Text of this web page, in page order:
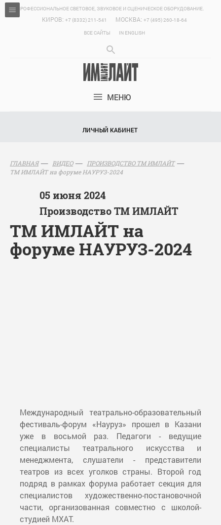
ПРОФЕССИОНАЛЬНОЕ СВЕТОВОЕ, ЗВУКОВОЕ И СЦЕНИЧЕСКОЕ ОБОРУДОВАНИЕ.
КИРОВ: +7 (8332) 211-541 МОСКВА: +7 (495) 260-18-64
ВСЕ САЙТЫ
IN ENGLISH
МЕНЮ
ЛИЧНЫЙ КАБИНЕТ
ГЛАВНАЯ ВИДЕО
ПРОИЗВОДСТВО ТМ ИМЛАЙТ
ТМ ИМЛАЙТ на форуме НАУРУЗ-2024
05 июня 2024
Производство ТМ ИМЛАЙТ
ТМ ИМЛАЙТ на
форуме НАУРУЗ-2024
Международный театрально-образовательный
фестиваль-форум «Науруз» прошел в Казани
уже в восьмой раз. Педагоги - ведущие
специалисты театрального искусства и
менеджмента, слушатели - представители
театров из всех уголков страны. Второй год
подряд в рамках форума работает секция для
специалистов художественно-постановочной
части, организованная совместно с школой-
студией МХАТ.